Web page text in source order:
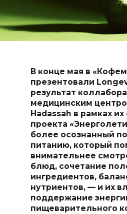
В конце мая в
презентовали
результат
медицинским
Hadassah в рамках
проекта
более осознанный
питанию, который
внимательнее
блюд, сочетание
ингредиентов,
нутриентов, — и их
поддержание
пищеварительного